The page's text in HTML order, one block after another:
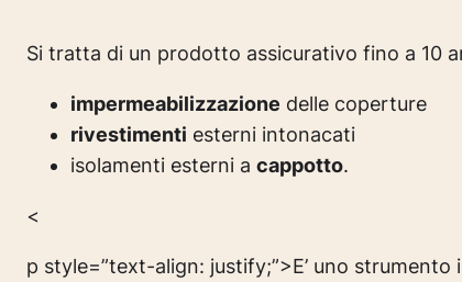
Si tratta di un prodotto assicurativo fino a 10
impermeabilizzazione delle coperture
rivestimenti esterni intonacati
isolamenti esterni a cappotto.
<
p style=”text-align: justify;”>E’ uno strumento